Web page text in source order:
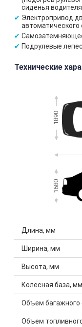
сиденья
Электропривод
автоматического
Подрулевые
Технические
1890
1680
Длина, мм
Ширина, мм
Высота, мм
Колесная база, мм
Объем багажного
Объем